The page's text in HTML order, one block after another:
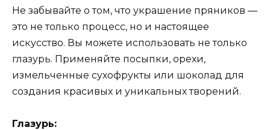
Не забывайте о том, что украшение пряников —
это не только процесс, но и настоящее
искусство. Вы можете использовать не только
глазурь. Применяйте посыпки, орехи,
измельченные сухофрукты или шоколад для
создания красивых и уникальных творений.
Глазурь: